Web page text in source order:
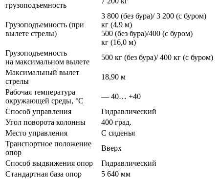
грузоподъемность
Грузоподъемность (при
вылете стрелы)
3 800 (без бура)/ 3 200 (с буром)
кг (4,9 м)
500 (без бура)/400 (с буром)
кг (16,0 м)
Грузоподъемность
на максимальном вылете
500 кг (без бура)/ 400 кг (с буром)
Максимальный вылет
стрелы
18,90 м
Рабочая температура
окружающей среды, °C
— 40… +40
Способ управления
Гидравлический
Угол поворота колонны
400 град.
Место управления
С сиденья
Транспортное положение
опор
Вверх
Способ выдвижения опор
Гидравлический
Стандартная база опор
5 640 мм